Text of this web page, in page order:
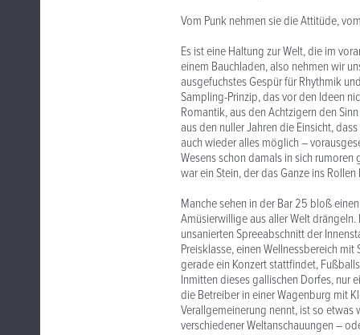
Vom Punk nehmen sie die Attitüde,
Es ist eine Haltung zur Welt, die im
einem Bauchladen, also nehmen wir
ausgefuchstes Gespür für Rhythmik
Sampling-Prinzip, das vor den Ideen
Romantik, aus den Achtzigern den
aus den nuller Jahren die Einsicht,
auch wieder alles möglich –
Wesens schon damals in sich
war ein Stein, der das Ganze ins
Manche sehen in der Bar 25 bloß
Amüsierwillige aus aller Welt
unsanierten Spreeabschnitt der
Preisklasse, einen Wellnessbereich
gerade ein Konzert stattfindet,
Inmitten dieses gallischen Dorfes, nur
die Betreiber in einer Wagenburg mit
Verallgemeinerung nennt, ist so
verschiedener Weltanschauungen –